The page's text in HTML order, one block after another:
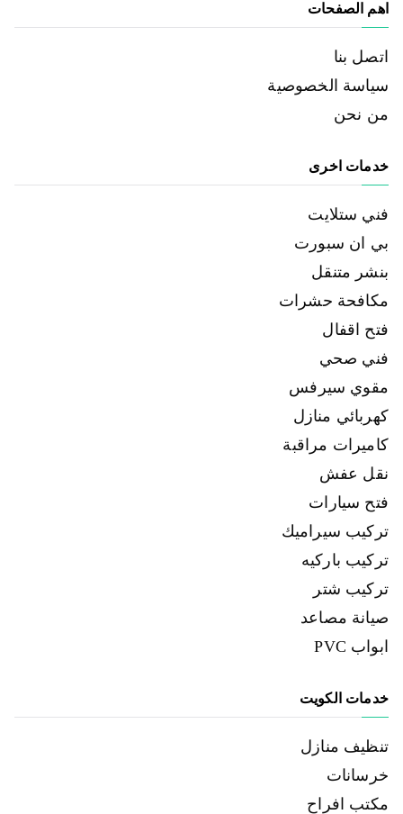
اهم الصفحات
اتصل بنا
سياسة الخصوصية
من نحن
خدمات اخرى
فني ستلايت
بي ان سبورت
بنشر متنقل
مكافحة حشرات
فتح اقفال
فني صحي
مقوي سيرفس
كهربائي منازل
كاميرات مراقبة
نقل عفش
فتح سيارات
تركيب سيراميك
تركيب باركيه
تركيب شتر
صيانة مصاعد
ابواب PVC
خدمات الكويت
تنظيف منازل
خرسانات
مكتب افراح